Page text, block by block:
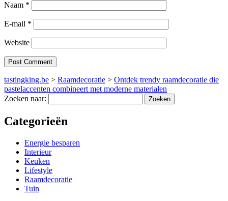
Naam *
E-mail *
Website
tastingking.be > Raamdecoratie > Ontdek trendy raamdecoratie die
pastelaccenten combineert met moderne materialen
Zoeken naar:
Categorieën
Energie besparen
Interieur
Keuken
Lifestyle
Raamdecoratie
Tuin